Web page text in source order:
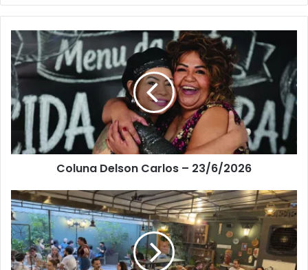
Coluna Delson Carlos – 23/6/2026